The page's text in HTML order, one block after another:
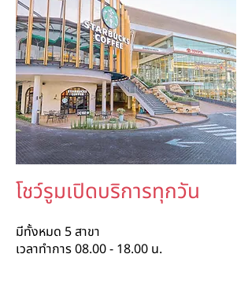
โชว์รูมเปิดบริการทุกวัน
มีทั้งหมด 5 สาขา
เวลาทำการ08.00 - 18.00 น.